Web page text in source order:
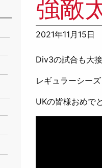
強敵
2021年11月15日
Div3の試合も大
レギュラーシー
UKの皆様おめで